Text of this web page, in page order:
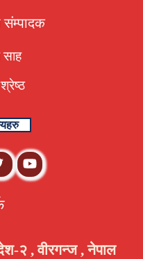
साह
२ , वीरगन्ज , नेपाल